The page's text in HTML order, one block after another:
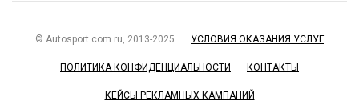
© Autosport.com.ru, 2013-2025 УСЛОВИЯ ОКАЗАНИЯ УСЛУГ
ПОЛИТИКА КОНФИДЕНЦИАЛЬНОСТИ КОНТАКТЫ
КЕЙСЫ РЕКЛАМНЫХ КАМПАНИЙ